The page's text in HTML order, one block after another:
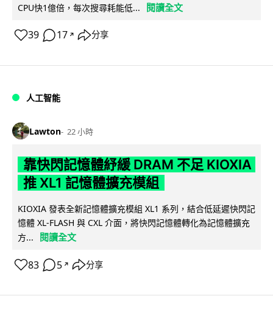
CPU快1億倍，每次搜尋耗能低...
閱讀全文
39 17 ↗ 分享
人工智能
Lawton 22 小時
靠快閃記憶體紓緩 DRAM 不足 KIOXIA
推 XL1 記憶體擴充模組
KIOXIA 發表全新記憶體擴充模組 XL1 系列，結合低延遲快閃記
憶體 XL-FLASH 與 CXL 介面，將快閃記憶體轉化為記憶體擴充
方...
閱讀全文
83 5 ↗ 分享